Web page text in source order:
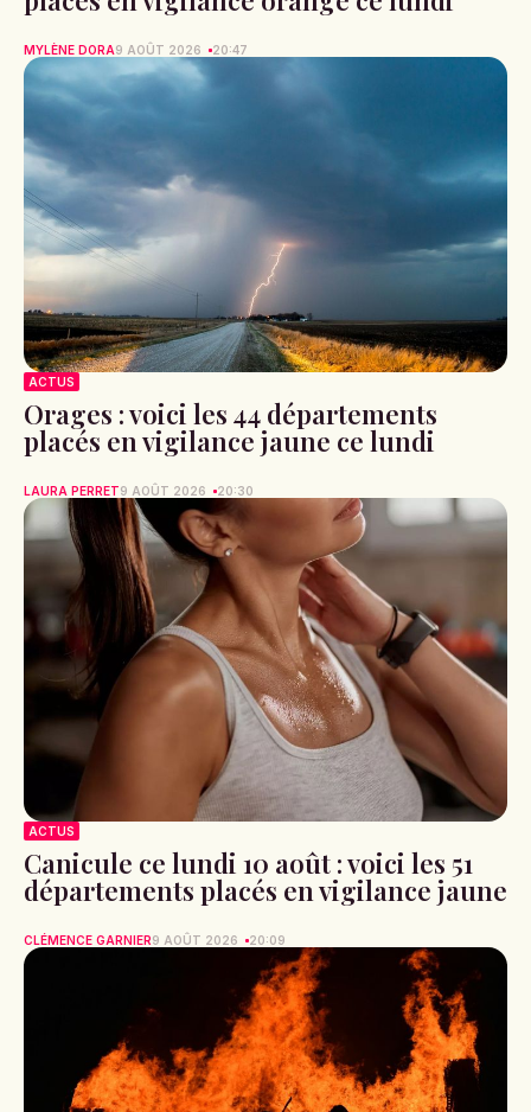
MYLÈNE DORA9 AOÛT 2026 20:47
ACTUS
Orages : voici les 44 départements
placés en vigilance jaune ce lundi
LAURA PERRET9 AOÛT 2026 20:30
ACTUS
Canicule ce lundi 10 août : voici les 51
départements placés en vigilance jaune
CLÉMENCE GARNIER9 AOÛT 2026 20:09